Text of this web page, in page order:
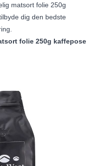
matsort folie 250g
dig den bedste
folie 250g kaffepose